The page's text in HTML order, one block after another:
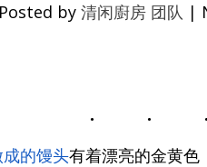
Posted by清闲廚房 团队 |
的馒头有着漂亮的金黄色